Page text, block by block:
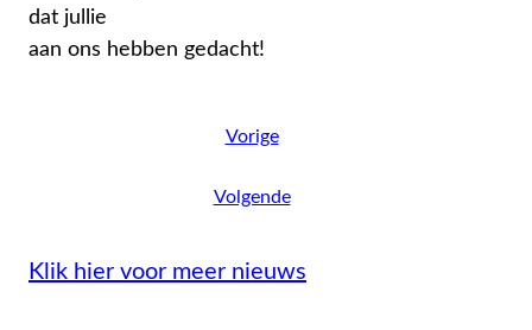
dat jullie
aan ons hebben gedacht!
Vorige
Volgende
Klik hier voor meer nieuws